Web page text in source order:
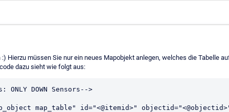
Hierzu müssen Sie nur ein neues Mapobjekt anlegen, welches die Tabelle
dazu sieht wie folgt aus:
DOWN Sensors-->
map_table" id="<@itemid>"